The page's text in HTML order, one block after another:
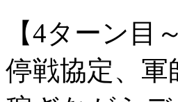
【4ターン目
停戦協定、